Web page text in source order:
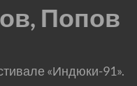
Попов
«Индюки-91».